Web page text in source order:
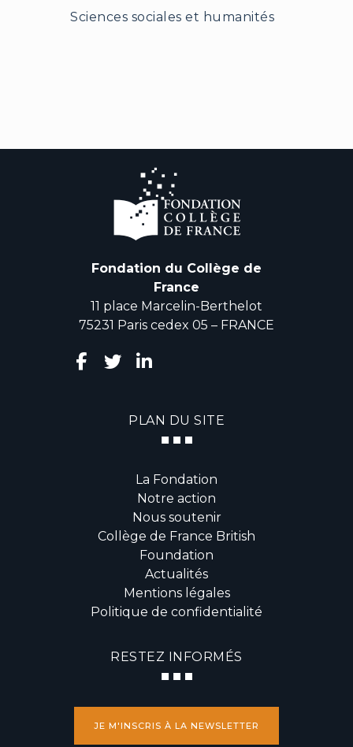
Sciences sociales et humanités
Fondation du Collège de
France
11 place Marcelin-Berthelot
75231 Paris cedex 05 – FRANCE
PLAN DU SITE
La Fondation
Notre action
Nous soutenir
Collège de France British
Foundation
Actualités
Mentions légales
Politique de confidentialité
RESTEZ INFORMÉS
JE M'INSCRIS À LA NEWSLETTER